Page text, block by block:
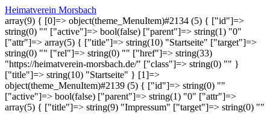
Heimatverein Morsbach
array(9) { [0]=> object(theme_MenuItem)#2134 (5) { ["id"]=>
string(0) "" ["active"]=> bool(false) ["parent"]=> string(1) "0"
["attr"]=> array(5) { ["title"]=> string(10) "Startseite" ["target"]=>
string(0) "" ["rel"]=> string(0) "" ["href"]=> string(33)
"https://heimatverein-morsbach.de/" ["class"]=> string(0) "" }
["title"]=> string(10) "Startseite" } [1]=>
object(theme_MenuItem)#2139 (5) { ["id"]=> string(0) ""
["active"]=> bool(false) ["parent"]=> string(1) "0" ["attr"]=>
array(5) { ["title"]=> string(9) "Impressum" ["target"]=> string(0) ""